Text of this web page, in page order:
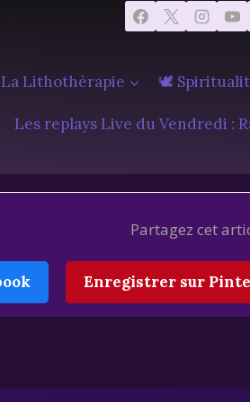
Lithothèrapie 🕊️
Les replays Live du Vendredi :
Partagez cet
Enregistrer sur